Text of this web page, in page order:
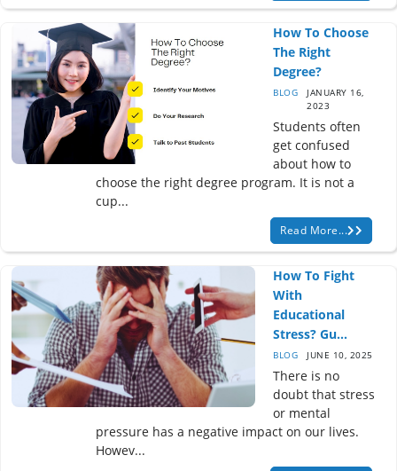
How To Choose
The Right
Degree?
BLOG
JANUARY 16,
2023
Students often
get confused
about how to
choose the right degree program. It is not a
cup...
Read More...
How To Fight
With
Educational
Stress? Gu...
BLOG JUNE 10, 2025
There is no
doubt that stress
or mental
pressure has a negative impact on our lives.
Howev...